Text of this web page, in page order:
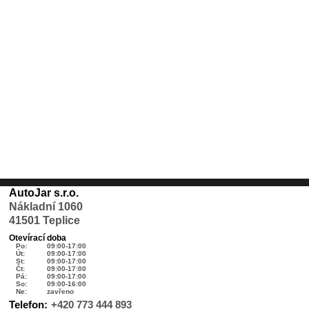
AutoJar s.r.o.
Nákladní 1060
41501 Teplice
Otevírací doba
Po:
09:00-17:00
Út:
09:00-17:00
St:
09:00-17:00
Čt:
09:00-17:00
Pá:
09:00-17:00
So:
09:00-16:00
Ne:
zavřeno
Telefon: +420 773 444 893